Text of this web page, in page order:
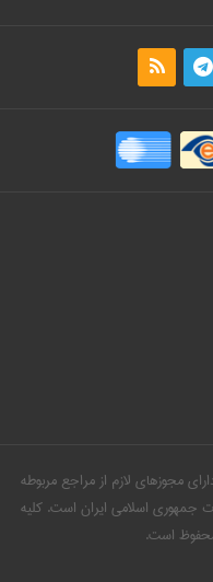
مجوزهای لازم از مراجع مربوطه
جمهوری اسلامی ایران است. کلیه
است.